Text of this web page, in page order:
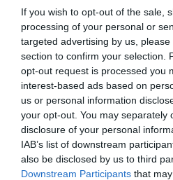
If you wish to opt-out of the sale,
processing of your personal or
targeted advertising by us,
section to confirm your selection.
opt-out request is processed you
interest-based ads based on
us or personal information
your opt-out. You may separately
disclosure of your personal
IAB’s list of downstream
also be disclosed by us to third
Downstream Participants that
Διαχείριση
Για να παρέχουμε την καλύτερη εμπειρία,
cookies για την αποθήκευση ή/και την
Η συγκατάθεση για τις εν λόγω
επεξεργαστούμε δεδομένα προσωπικού